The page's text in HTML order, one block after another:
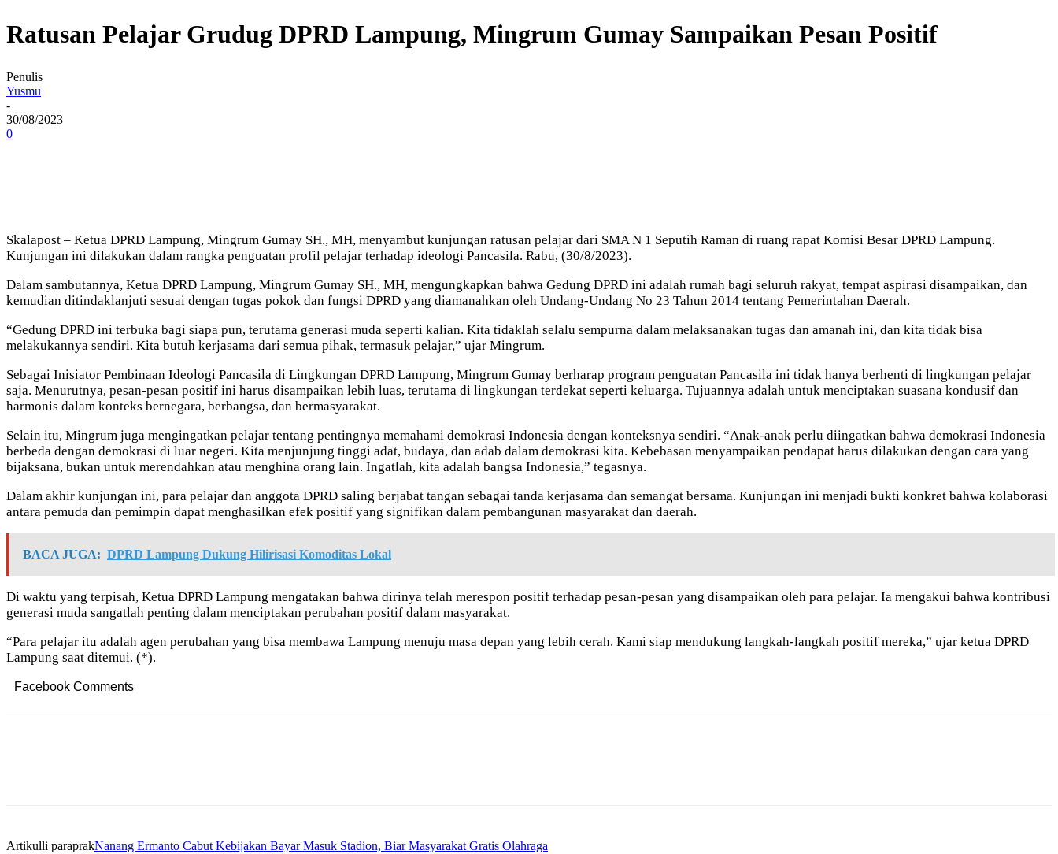
Ratusan Pelajar Grudug DPRD Lampung, Mingrum Gumay Sampaikan Pesan Positif
Penulis
Yusmu
-
30/08/2023
0
Skalapost – Ketua DPRD Lampung, Mingrum Gumay SH., MH, menyambut kunjungan ratusan pelajar dari SMA N 1 Seputih Raman di ruang rapat Komisi Besar DPRD Lampung.
Kunjungan ini dilakukan dalam rangka penguatan profil pelajar terhadap ideologi Pancasila. Rabu, (30/8/2023).
Dalam sambutannya, Ketua DPRD Lampung, Mingrum Gumay SH., MH, mengungkapkan bahwa Gedung DPRD ini adalah rumah bagi seluruh rakyat, tempat aspirasi disampaikan, dan
kemudian ditindaklanjuti sesuai dengan tugas pokok dan fungsi DPRD yang diamanahkan oleh Undang-Undang No 23 Tahun 2014 tentang Pemerintahan Daerah.
“Gedung DPRD ini terbuka bagi siapa pun, terutama generasi muda seperti kalian. Kita tidaklah selalu sempurna dalam melaksanakan tugas dan amanah ini, dan kita tidak bisa
melakukannya sendiri. Kita butuh kerjasama dari semua pihak, termasuk pelajar,” ujar Mingrum.
Sebagai Inisiator Pembinaan Ideologi Pancasila di Lingkungan DPRD Lampung, Mingrum Gumay berharap program penguatan Pancasila ini tidak hanya berhenti di lingkungan pelajar
saja. Menurutnya, pesan-pesan positif ini harus disampaikan lebih luas, terutama di lingkungan terdekat seperti keluarga. Tujuannya adalah untuk menciptakan suasana kondusif dan
harmonis dalam konteks bernegara, berbangsa, dan bermasyarakat.
Selain itu, Mingrum juga mengingatkan pelajar tentang pentingnya memahami demokrasi Indonesia dengan konteksnya sendiri. “Anak-anak perlu diingatkan bahwa demokrasi Indonesia
berbeda dengan demokrasi di luar negeri. Kita menjunjung tinggi adat, budaya, dan adab dalam demokrasi kita. Kebebasan menyampaikan pendapat harus dilakukan dengan cara yang
bijaksana, bukan untuk merendahkan atau menghina orang lain. Ingatlah, kita adalah bangsa Indonesia,” tegasnya.
Dalam akhir kunjungan ini, para pelajar dan anggota DPRD saling berjabat tangan sebagai tanda kerjasama dan semangat bersama. Kunjungan ini menjadi bukti konkret bahwa kolaborasi
antara pemuda dan pemimpin dapat menghasilkan efek positif yang signifikan dalam pembangunan masyarakat dan daerah.
BACA JUGA: DPRD Lampung Dukung Hilirisasi Komoditas Lokal
Di waktu yang terpisah, Ketua DPRD Lampung mengatakan bahwa dirinya telah merespon positif terhadap pesan-pesan yang disampaikan oleh para pelajar. Ia mengakui bahwa kontribusi
generasi muda sangatlah penting dalam menciptakan perubahan positif dalam masyarakat.
“Para pelajar itu adalah agen perubahan yang bisa membawa Lampung menuju masa depan yang lebih cerah. Kami siap mendukung langkah-langkah positif mereka,” ujar ketua DPRD
Lampung saat ditemui. (*).
Facebook Comments
Artikulli paraprakNanang Ermanto Cabut Kebijakan Bayar Masuk Stadion, Biar Masyarakat Gratis Olahraga